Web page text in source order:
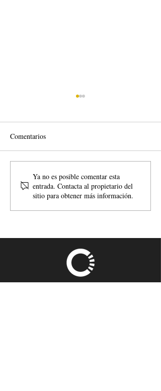
BACHILLERATO:
Calendario Pruebas 1ª
Evaluación
Comentarios
Ya no es posible comentar esta
entrada. Contacta al propietario del
sitio para obtener más información.